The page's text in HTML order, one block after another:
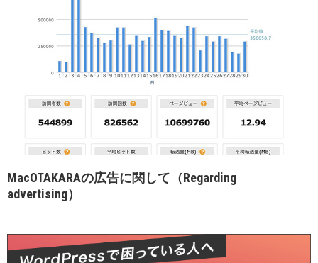
MacOTAKARAの広告に関して（Regarding
advertising）